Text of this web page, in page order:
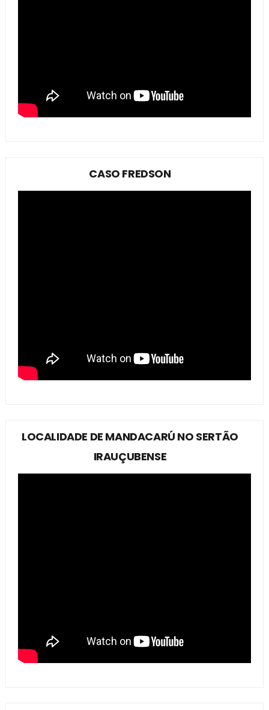
CASO FREDSON
LOCALIDADE DE MANDACARÚ NO SERTÃO
IRAUÇUBENSE